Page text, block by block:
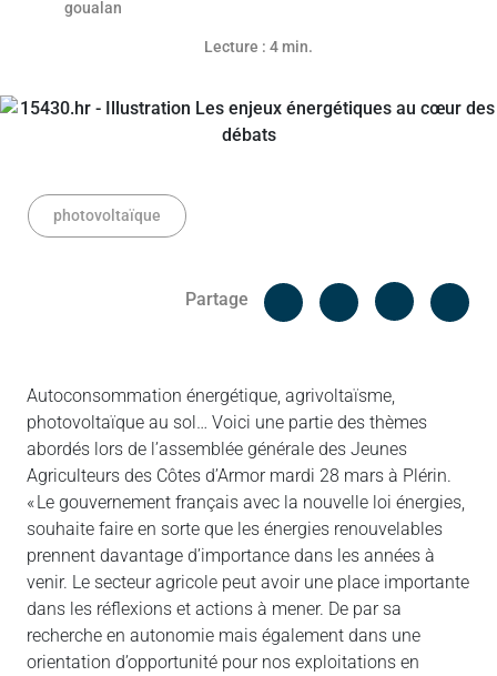
Lecture : 4 min.
photovoltaïque
Partage
Facebook
Autoconsommation énergétique, agrivoltaïsme,
photovoltaïque au sol… Voici une partie des thèmes
abordés lors de l’assemblée générale des Jeunes
Agriculteurs des Côtes d’Armor mardi 28 mars à Plérin.
« Le gouvernement français avec la nouvelle loi énergies,
souhaite faire en sorte que les énergies renouvelables
prennent davantage d’importance dans les années à
venir. Le secteur agricole peut avoir une place importante
dans les réflexions et actions à mener. De par sa
recherche en autonomie mais également dans une
orientation d’opportunité pour nos exploitations en